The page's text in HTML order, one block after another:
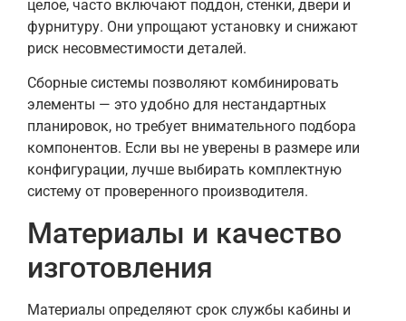
целое, часто включают поддон, стенки, двери и
фурнитуру. Они упрощают установку и снижают
риск несовместимости деталей.
Сборные системы позволяют комбинировать
элементы — это удобно для нестандартных
планировок, но требует внимательного подбора
компонентов. Если вы не уверены в размере или
конфигурации, лучше выбирать комплектную
систему от проверенного производителя.
Материалы и качество
изготовления
Материалы определяют срок службы кабины и